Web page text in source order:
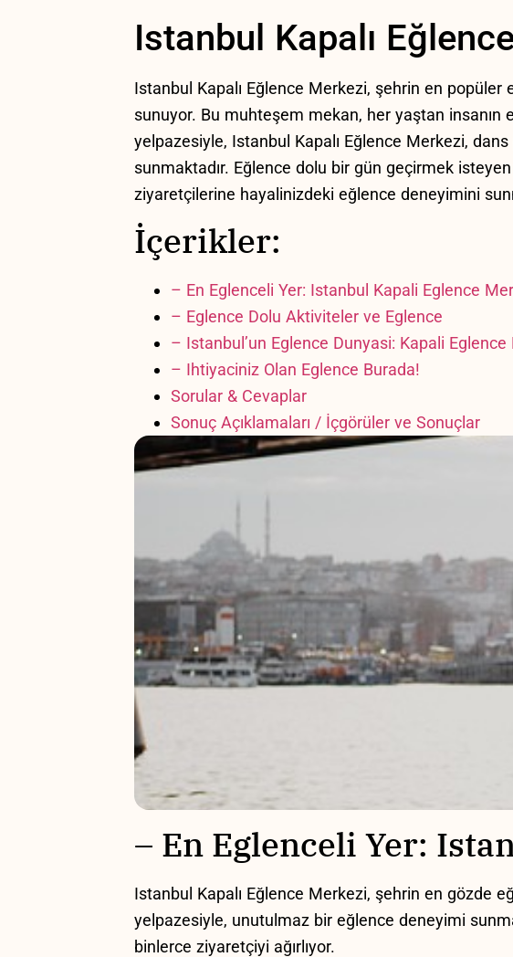
Istanbul Kapalı⁢
Istanbul Kapalı Eğlence Merkezi,​ şehrin en
sunuyor. Bu muhteşem⁤ mekan,‍ her yaştan insanın
‍yelpazesiyle, Istanbul Kapalı Eğlence Merkezi,
sunmaktadır. Eğlence dolu bir‌ gün geçirmek⁢
⁣ziyaretçilerine‍ hayalinizdeki eğlence deneyimini
İçerikler:
– En Eglenceli Yer: Istanbul Kapali Eglence
– Eglence Dolu Aktiviteler ve Eglence
– Istanbul’un Eglence Dunyasi:⁤ Kapali Eglence
– Ihtiyaciniz Olan Eglence Burada!
Sorular ​& Cevaplar
Sonuç Açıklamaları ‍/ İçgörüler ve Sonuçlar
– En⁢ Eglenceli Yer:
Istanbul Kapalı Eğlence Merkezi, şehrin en gözde
yelpazesiyle,⁣ unutulmaz ⁢bir eğlence deneyimi
binlerce ​ziyaretçiyi ağırlıyor.